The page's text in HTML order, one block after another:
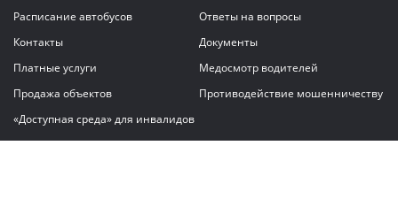
Расписание автобусов
Ответы на вопросы
Контакты
Документы
Платные услуги
Медосмотр водителей
Продажа объектов
Противодействие мошенничеству
«Доступная среда» для инвалидов